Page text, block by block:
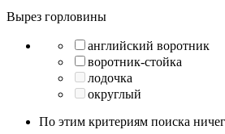
Вырез горловины
английский воротник
воротник-стойка
лодочка
округлый
По этим критериям поиска